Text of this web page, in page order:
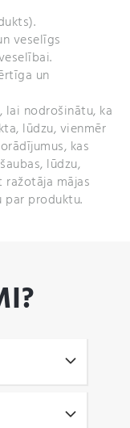
veselīgs
un
lai nodrošinātu, ka
lūdzu, vienmēr
kas
lūdzu,
mājas
produktu.